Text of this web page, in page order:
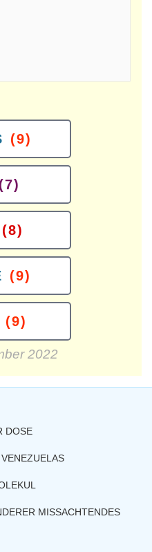
(9)
(7)
(8)
(9)
(9)
2022
DOSE
MISSACHTENDES